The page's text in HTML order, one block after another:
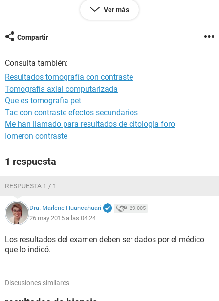
Desde ya muchísimas gracias por la respuesta que estoy
Ver más
Compartir
Consulta también:
Resultados tomografía con contraste
Tomografia axial computarizada
Que es tomografia pet
Tac con contraste efectos secundarios
Me han llamado para resultados de citología foro
Iomeron contraste
1 respuesta
RESPUESTA 1 / 1
Dra. Marlene Huancahuari 29.005
26 may 2015 a las 04:24
Los resultados del examen deben ser dados por el médico
que lo indicó.
Discusiones similares